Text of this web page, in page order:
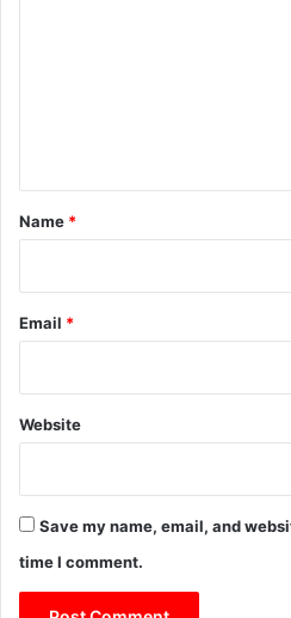
*
Name *
Email *
Website
Save my name, email, and
time I comment.